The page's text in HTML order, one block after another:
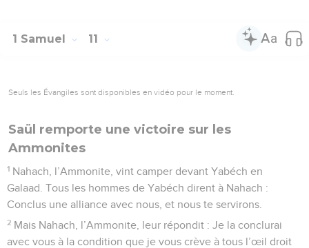
1 Samuel 11
Seuls les Évangiles sont disponibles en vidéo pour le moment.
Saül remporte une victoire sur les
Ammonites
1 Nahach, l’Ammonite, vint camper devant Yabéch en
Galaad. Tous les hommes de Yabéch dirent à Nahach :
Conclus une alliance avec nous, et nous te servirons.
2 Mais Nahach, l’Ammonite, leur répondit : Je la conclurai
avec vous à la condition que je vous crève à tous l’œil droit